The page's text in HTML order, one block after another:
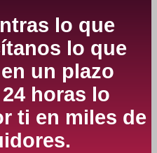
lo que
lo que
un plazo
horas lo
ti en miles de